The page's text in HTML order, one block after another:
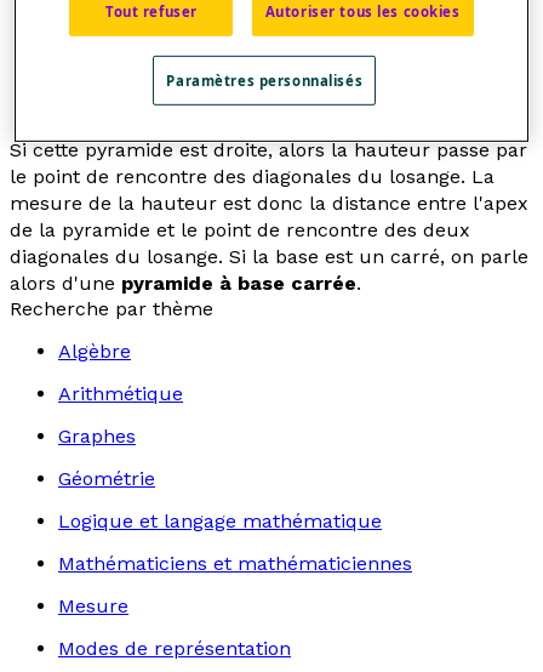
Si cette pyramide est droite, alors la hauteur passe par
le point de rencontre des diagonales du losange. La
mesure de la hauteur est donc la distance entre l'apex
de la pyramide et le point de rencontre des deux
diagonales du losange. Si la base est un carré, on parle
alors d'une pyramide à base carrée.
Recherche par thème
Algèbre
Arithmétique
Graphes
Géométrie
Logique et langage mathématique
Mathématiciens et mathématiciennes
Mesure
Modes de représentation
Tout refuser Autoriser tous les cookies
Paramètres personnalisés